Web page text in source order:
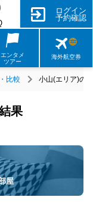
ログイン
予約確認
エンタメ
ツアー
海外航空券
比較 小山(エリア)の
果
屋